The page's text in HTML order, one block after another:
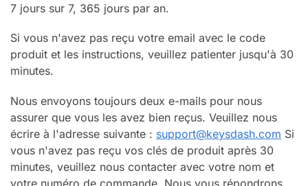
7 jours sur 7, 365 jours par an.
Si vous n'avez pas reçu votre email avec le code
produit et les instructions, veuillez patienter jusqu'à 30
minutes.
Nous envoyons toujours deux e-mails pour nous
assurer que vous les avez bien reçus. Veuillez nous
écrire à l'adresse suivante : support@keysdash.com Si
vous n'avez pas reçu vos clés de produit après 30
minutes, veuillez nous contacter avec votre nom et
votre numéro de commande. Nous vous répondrons